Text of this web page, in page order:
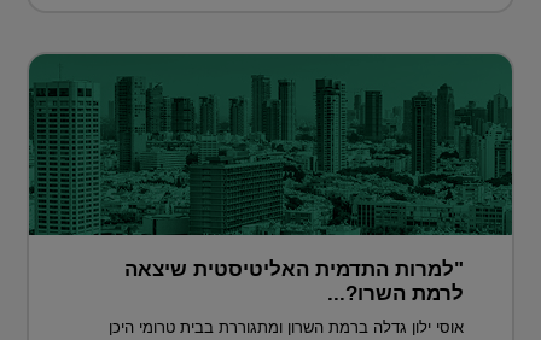
"למרות התדמית האליטיסטית שיצאה
לרמת השרו?...
אוסי ילון גדלה ברמת השרון ומתגוררת בבית טרומי היכן